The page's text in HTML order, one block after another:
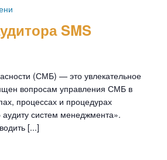
SMS
(СМБ) — это увлекательное
вопросам управления СМБ в
процессах и процедурах
систем менеджмента».
[...]